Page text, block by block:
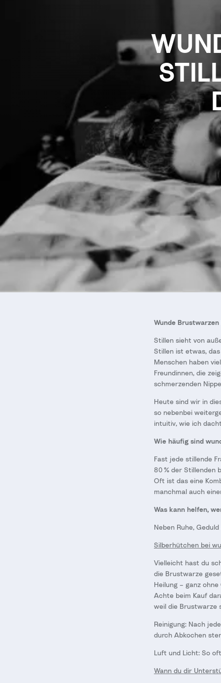
Wunde
Stillen sieht von
Stillen ist etwas,
Menschen haben
Freundinnen, die
schmerzenden
Heute sind wir in
so nebenbei
intuitiv, wie ich
Wie häufig sind
Fast jede stillende
80 % der Stillenden
Oft ist das eine
manchmal auch
Was kann helfen,
Neben Ruhe,
Silberhütchen bei
Vielleicht hast du
die Brustwarze
Heilung – ganz
Achte beim Kauf
weil die Brustwarze
Reinigung: Nach
durch Abkochen
Luft und Licht: So
Wann du dir